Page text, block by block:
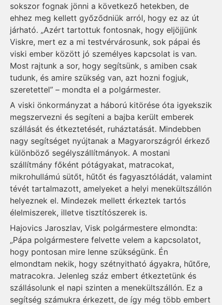
sokszor fognak jönni a következő hetekben, de
ehhez meg kellett győződniük arról, hogy ez az út
járható. „Azért tartottuk fontosnak, hogy eljöjjünk
Viskre, mert ez a mi testvérvárosunk, sok pápai és
viski ember között jó személyes kapcsolat is van.
Most rajtunk a sor, hogy segítsünk, s amiben csak
tudunk, és amire szükség van, azt hozni fogjuk,
szeretettel” – mondta el a polgármester.
A viski önkormányzat a háború kitörése óta igyekszik
megszervezni és segíteni a bajba került emberek
szállását és étkeztetését, ruháztatását. Mindebben
nagy segítséget nyújtanak a Magyarországról érkező
különböző segélyszállítmányok. A mostani
szállítmány főként pótágyakat, matracokat,
mikrohullámú sütőt, hűtőt és fagyasztóládát, valamint
tévét tartalmazott, amelyeket a helyi menekültszállón
helyeznek el. Mindezek mellett érkeztek tartós
élelmiszerek, illetve tisztítószerek is.
Hajovics Jaroszlav, Visk polgármestere elmondta:
„Pápa polgármestere felvette velem a kapcsolatot,
hogy pontosan mire lenne szükségünk. Én
elmondtam nekik, hogy szétnyitható ágyakra, hűtőre,
matracokra. Jelenleg száz embert étkeztetünk és
szállásolunk el napi szinten a menekültszállón. Ez a
segítség számukra érkezett, de így még több embert